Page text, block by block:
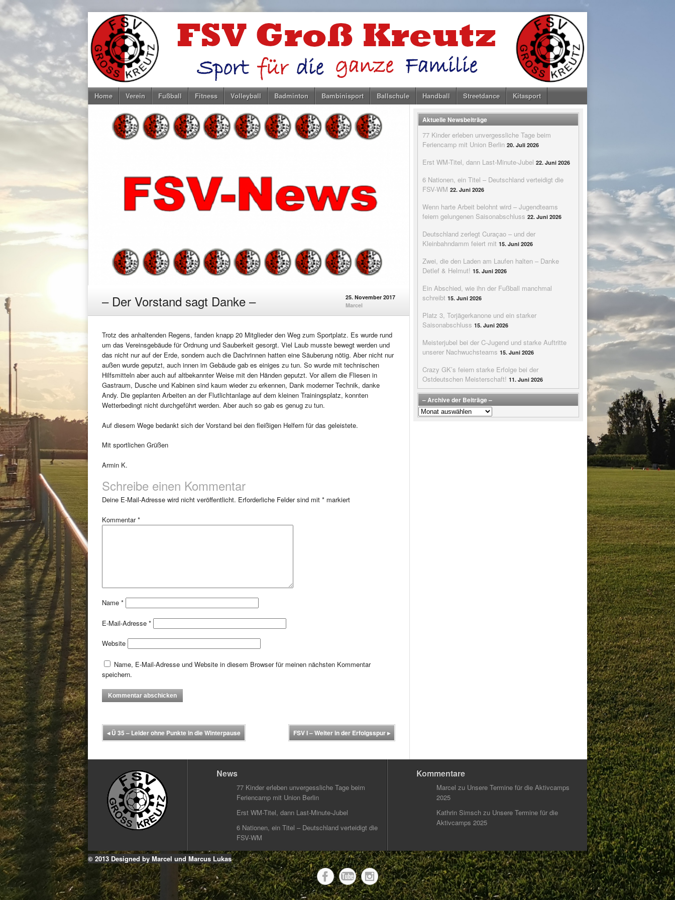
Home Verein Fußball Fitness Volleyball Badminton Bambinisport Ballschule Handball Streetdance Kitasport
– Der Vorstand sagt Danke –
25. November 2017
Marcel
Trotz des anhaltenden Regens, fanden knapp 20 Mitglieder den Weg zum Sportplatz. Es wurde rund
um das Vereinsgebäude für Ordnung und Sauberkeit gesorgt. Viel Laub musste bewegt werden und
das nicht nur auf der Erde, sondern auch die Dachrinnen hatten eine Säuberung nötig. Aber nicht nur
außen wurde geputzt, auch innen im Gebäude gab es einiges zu tun. So wurde mit technischen
Hilfsmitteln aber auch auf altbekannter Weise mit den Händen geputzt. Vor allem die Fliesen in
Gastraum, Dusche und Kabinen sind kaum wieder zu erkennen, Dank moderner Technik, danke
Andy. Die geplanten Arbeiten an der Flutlichtanlage auf dem kleinen Trainingsplatz, konnten
Wetterbedingt nicht durchgeführt werden. Aber auch so gab es genug zu tun.
Auf diesem Wege bedankt sich der Vorstand bei den fleißigen Helfern für das geleistete.
Mit sportlichen Grüßen
Armin K.
Schreibe einen Kommentar
Deine E-Mail-Adresse wird nicht veröffentlicht. Erforderliche Felder sind mit * markiert
Kommentar*
Name *
E-Mail-Adresse *
Website
Name, E-Mail-Adresse und Website in diesem Browser für meinen nächsten Kommentar
speichern.
◂Ü 35 – Leider ohne Punkte in die Winterpause FSV I – Weiter in der Erfolgsspur▸
Aktuelle Newsbeiträge
77 Kinder erleben unvergessliche Tage beim
Feriencamp mit Union Berlin 20. Juli 2026
Erst WM-Titel, dann Last-Minute-Jubel 22. Juni 2026
6 Nationen, ein Titel – Deutschland verteidigt die
FSV-WM 22. Juni 2026
Wenn harte Arbeit belohnt wird – Jugendteams
feiern gelungenen Saisonabschluss 22. Juni 2026
Deutschland zerlegt Curaçao – und der
Kleinbahndamm feiert mit 15. Juni 2026
Zwei, die den Laden am Laufen halten – Danke
Detlef & Helmut! 15. Juni 2026
Ein Abschied, wie ihn der Fußball manchmal
schreibt 15. Juni 2026
Platz 3, Torjägerkanone und ein starker
Saisonabschluss 15. Juni 2026
Meisterjubel bei der C-Jugend und starke Auftritte
unserer Nachwuchsteams 15. Juni 2026
Crazy GK’s feiern starke Erfolge bei der
Ostdeutschen Meisterschaft! 11. Juni 2026
– Archive der Beiträge –
–
Archive
News
77 Kinder erleben unvergessliche Tage beim
Feriencamp mit Union Berlin
Erst WM-Titel, dann Last-Minute-Jubel
6 Nationen, ein Titel – Deutschland verteidigt die
FSV-WM
Kommentare
Marcel zu Unsere Termine für die Aktivcamps
2025
Kathrin Simsch zu Unsere Termine für die
Aktivcamps 2025
© 2013 Designed by Marcel und Marcus Lukas
FacebookYouTubeInstagram